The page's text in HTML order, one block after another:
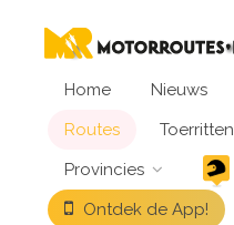
Home
Nieuws
Routes
Toerritten
Provincies
Ontdek de App!